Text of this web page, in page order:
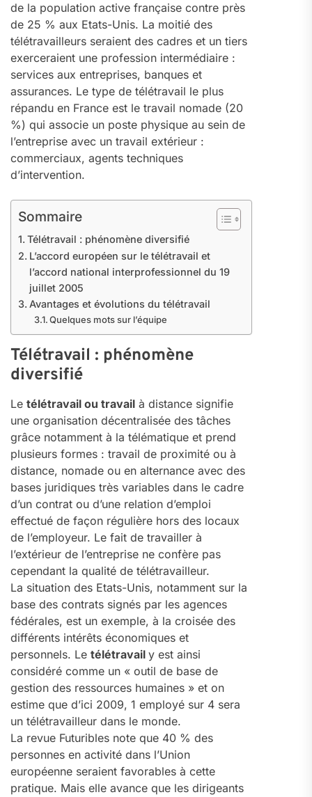
de la population active française contre près
de 25 % aux Etats-Unis. La moitié des
télétravailleurs seraient des cadres et un tiers
exerceraient une profession intermédiaire :
services aux entreprises, banques et
assurances. Le type de télétravail le plus
répandu en France est le travail nomade (20
%) qui associe un poste physique au sein de
l’entreprise avec un travail extérieur :
commerciaux, agents techniques
d’intervention.
Sommaire
Télétravail : phénomène diversifié
L’accord européen sur le télétravail et
l’accord national interprofessionnel du 19
juillet 2005
Avantages et évolutions du télétravail
Quelques mots sur l’équipe
Télétravail : phénomène
diversifié
Le télétravail ou travail à distance signifie
une organisation décentralisée des tâches
grâce notamment à la télématique et prend
plusieurs formes : travail de proximité ou à
distance, nomade ou en alternance avec des
bases juridiques très variables dans le cadre
d’un contrat ou d’une relation d’emploi
effectué de façon régulière hors des locaux
de l’employeur. Le fait de travailler à
l’extérieur de l’entreprise ne confère pas
cependant la qualité de télétravailleur.
La situation des Etats-Unis, notamment sur la
base des contrats signés par les agences
fédérales, est un exemple, à la croisée des
différents intérêts économiques et
personnels. Le télétravail y est ainsi
considéré comme un « outil de base de
gestion des ressources humaines » et on
estime que d’ici 2009, 1 employé sur 4 sera
un télétravailleur dans le monde.
La revue Futuribles note que 40 % des
personnes en activité dans l’Union
européenne seraient favorables à cette
pratique. Mais elle avance que les dirigeants